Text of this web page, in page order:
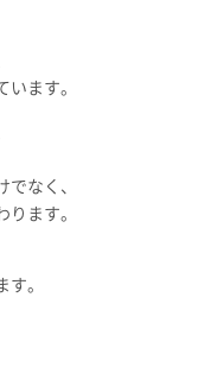
います。
でなく、
ります。
す。